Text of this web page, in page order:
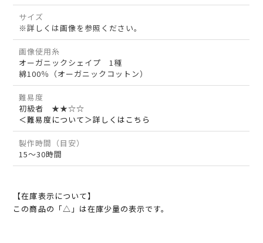
サイズ
※詳しくは画像を参照ください。
画像使用糸
オーガニックシェイプ 1種
綿100％（オーガニックコットン）
難易度
初級者 ★★☆☆
＜難易度について＞詳しくはこちら
製作時間（目安）
15～30時間
【在庫表示について】
この商品の「△」は在庫少量の表示です。